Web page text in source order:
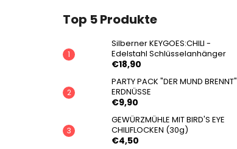
Top 5 Produkte
Silberner KEYGOES:CHILI -
Edelstahl Schlüsselanhänger
€18,90
PARTY PACK "DER MUND BRENNT"
ERDNÜSSE
€9,90
GEWÜRZMÜHLE MIT BIRD'S EYE
CHILIFLOCKEN (30g)
€4,50